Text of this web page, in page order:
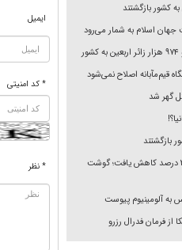
ایمیل
* کد امنیتی
* نظر
اسلام به شمار می‌رود
قیم‌مآبانه اصلاح نمی‌شود
گهر شد
قیمت گوسفند زنده ۳۰ درصد کاهش یافت؛ گوشت
به آلومینیوم پیوست
از فرمان فدرال رزرو